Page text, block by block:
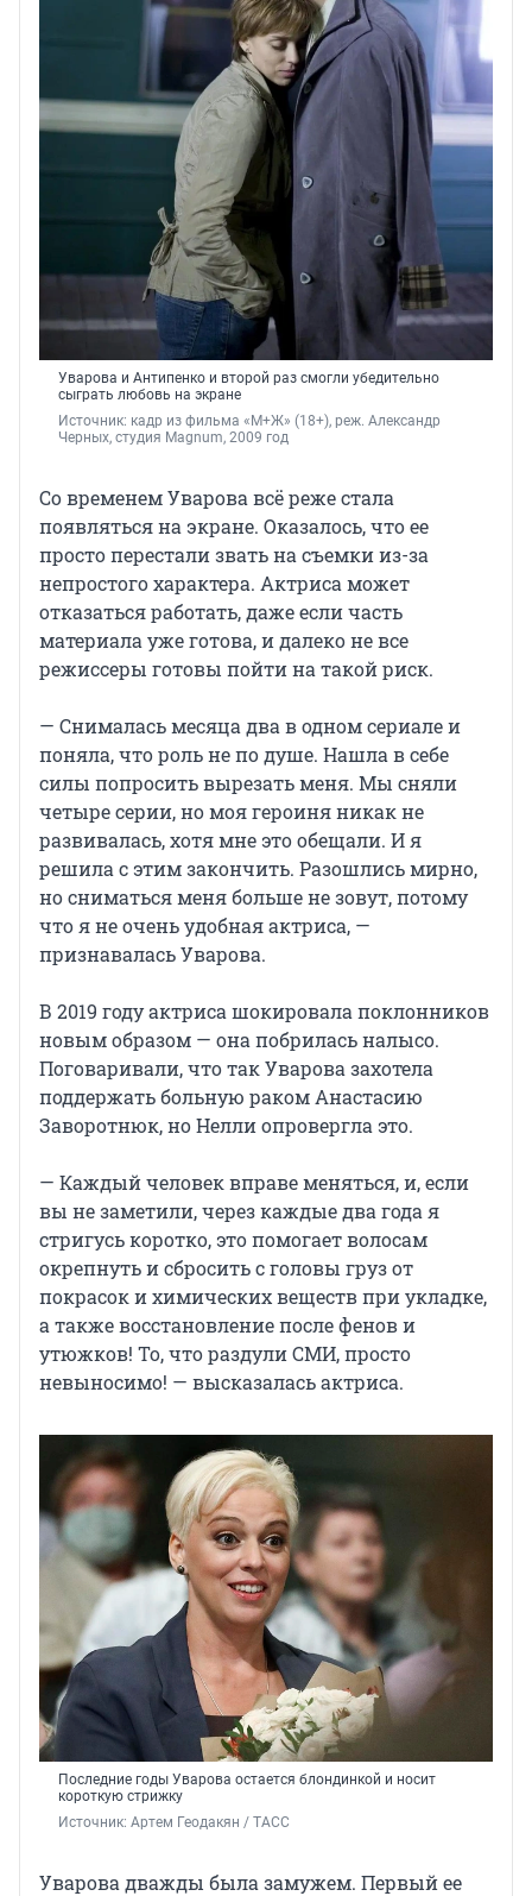
Уварова и Антипенко и второй раз смогли убедительно
сыграть любовь на экране
Источник: кадр из фильма «М+Ж» (18+), реж. Александр
Черных, студия Magnum, 2009 год
Со временем Уварова всё реже стала
появляться на экране. Оказалось, что ее
просто перестали звать на съемки из-за
непростого характера. Актриса может
отказаться работать, даже если часть
материала уже готова, и далеко не все
режиссеры готовы пойти на такой риск.
— Снималась месяца два в одном сериале и
поняла, что роль не по душе. Нашла в себе
силы попросить вырезать меня. Мы сняли
четыре серии, но моя героиня никак не
развивалась, хотя мне это обещали. И я
решила с этим закончить. Разошлись мирно,
но сниматься меня больше не зовут, потому
что я не очень удобная актриса, —
признавалась Уварова.
В 2019 году актриса шокировала поклонников
новым образом — она побрилась налысо.
Поговаривали, что так Уварова захотела
поддержать больную раком Анастасию
Заворотнюк, но Нелли опровергла это.
— Каждый человек вправе меняться, и, если
вы не заметили, через каждые два года я
стригусь коротко, это помогает волосам
окрепнуть и сбросить с головы груз от
покрасок и химических веществ при укладке,
а также восстановление после фенов и
утюжков! То, что раздули СМИ, просто
невыносимо! — высказалась актриса.
Последние годы Уварова остается блондинкой и носит
короткую стрижку
Источник: Артем Геодакян / ТАСС
Уварова дважды была замужем. Первый ее